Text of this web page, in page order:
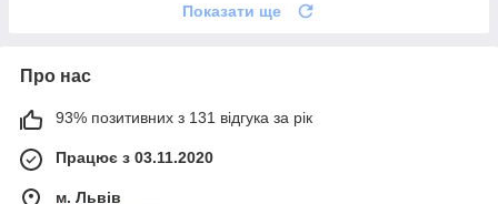
Показати ще
Про нас
93% позитивних з 131 відгука за рік
Працює з 03.11.2020
м. Львів